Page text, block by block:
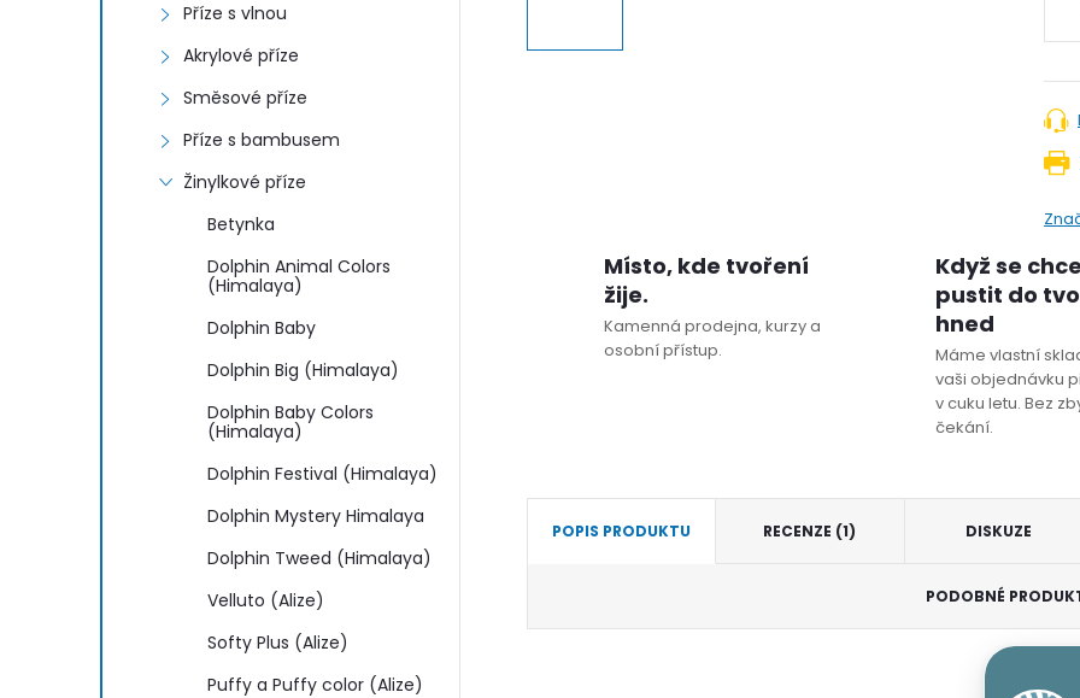
Příze s vlnou
Akrylové příze
Směsové příze
Příze s bambusem
Žinylkové příze
Betynka
Dolphin Animal Colors
(Himalaya)
Dolphin Baby
Dolphin Big (Himalaya)
Dolphin Baby Colors
(Himalaya)
Dolphin Festival (Himalaya)
Dolphin Mystery Himalaya
Dolphin Tweed (Himalaya)
Velluto (Alize)
Softy Plus (Alize)
Puffy a Puffy color (Alize)
Místo, kde tvoření
žije.
Kamenná prodejna, kurzy a
osobní přístup.
Když se
pustit do
hned
Máme vlastní
vaši objednávku
v cuku letu. Bez
čekání.
POPIS PRODUKTU RECENZE (1) DISKUZE
PODOBNÉ